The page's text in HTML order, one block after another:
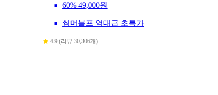
60% 49,000원
썸머블프 역대급 초특가
4.9 (리뷰 30,306개)